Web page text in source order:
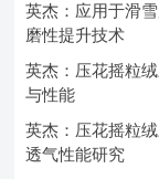
英杰：应用于滑
磨性提升技术
英杰：压花摇粒
与性能
英杰：压花摇粒
透气性能研究